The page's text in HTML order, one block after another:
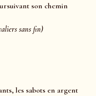
son chemin
sans fin)
les sabots en argent